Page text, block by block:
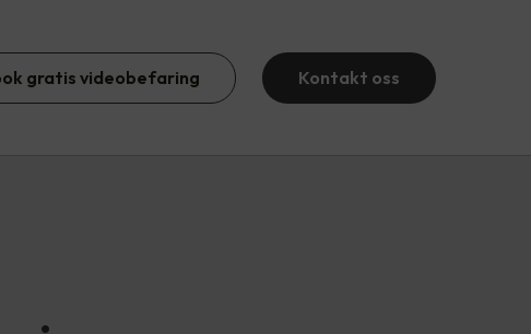
gratis videobefaring Kontakt oss